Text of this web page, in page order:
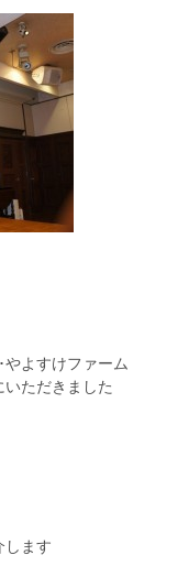
よすけファーム
いただきました
します